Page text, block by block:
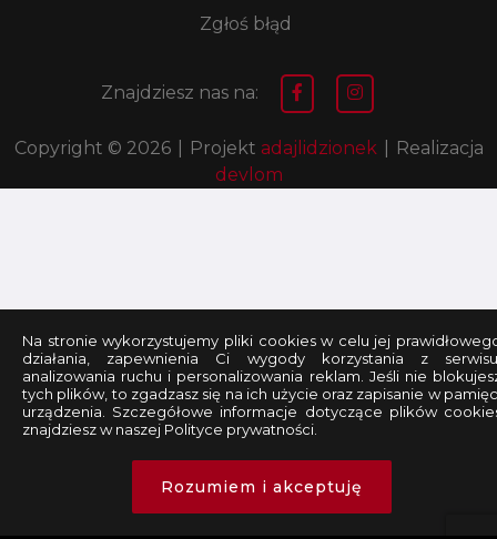
Zgłoś błąd
Znajdziesz nas na:
Copyright © 2026 Projekt adajlidzionek
Realizacja
devlom
Na stronie wykorzystujemy pliki cookies w celu jej
działania, zapewnienia Ci wygody korzystania z
analizowania ruchu i personalizowania reklam. Jeśli nie
tych plików, to zgadzasz się na ich użycie oraz zapisanie w
urządzenia. Szczegółowe informacje dotyczące plików
znajdziesz w naszej Polityce prywatności.
Rozumiem i akceptuję